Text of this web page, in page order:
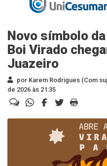
Novo símbolo
Boi Virado
Juazeiro
por Karem Rodrigues (Com
de 2026 às 21:35